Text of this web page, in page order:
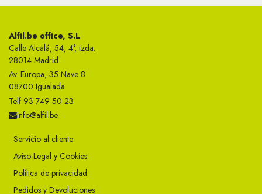
Alfil.be office, S.L
Calle Alcalá, 54, 4°, izda.
28014 Madrid
Av. Europa, 35 Nave 8
08700 Igualada
Telf 93 749 50 23
info@alfil.be
Servicio al cliente
Aviso Legal y Cookies
Política de privacidad
Pedidos y Devoluciones